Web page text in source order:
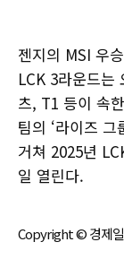
젠지의 MSI 우
LCK 3라운드는
츠, T1 등이 속
팀의 ‘라이즈
거쳐 2025년
일 열린다.
Copyright © 경제일